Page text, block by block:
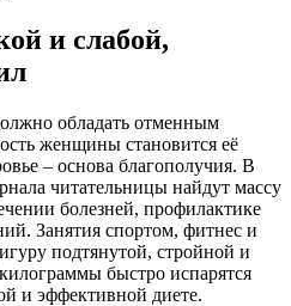
и слабой,
обладать отменным
женщины становится её
– основа благополучия. В
читательницы найдут массу
болезней, профилактике
Занятия спортом, фитнес и
подтянутой, стройной и
быстро испарятся
и эффективной диете.